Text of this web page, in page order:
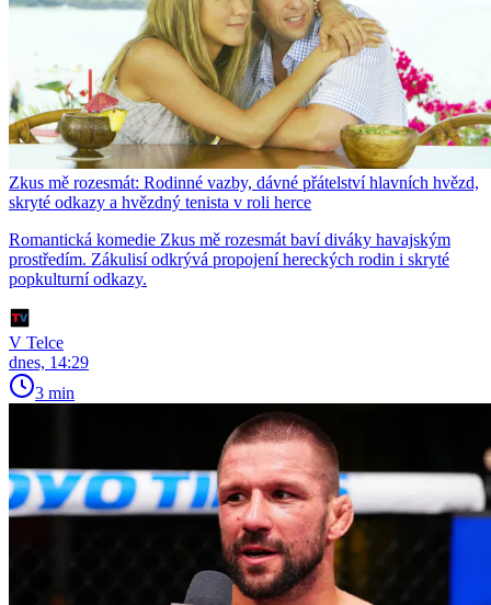
Zkus mě rozesmát: Rodinné vazby, dávné přátelství hlavních hvězd,
skryté odkazy a hvězdný tenista v roli herce
Romantická komedie Zkus mě rozesmát baví diváky havajským
prostředím. Zákulisí odkrývá propojení hereckých rodin i skryté
popkulturní odkazy.
V Telce
dnes, 14:29
3 min